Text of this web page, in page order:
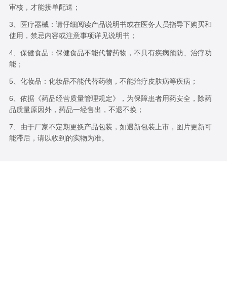
审核，才能接单配送；
3、医疗器械：请仔细阅读产品说明书或在医务人员指导下购买和
使用，禁忌内容或注意事项详见说明书；
4、保健食品：保健食品不能代替药物，不具有疾病预防、治疗功
能；
5、化妆品：化妆品不能代替药物，不能治疗皮肤病等疾病；
6、依据《药品经营质量管理规定》，为保障患者用药安全，除药
品质量原因外，药品一经售出，不退不换；
7、由于厂家不定期更换产品包装，如遇新包装上市，图片更新可
能滞后，请以收到的实物为准。